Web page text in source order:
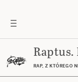
RAP, Z KTÓREGO